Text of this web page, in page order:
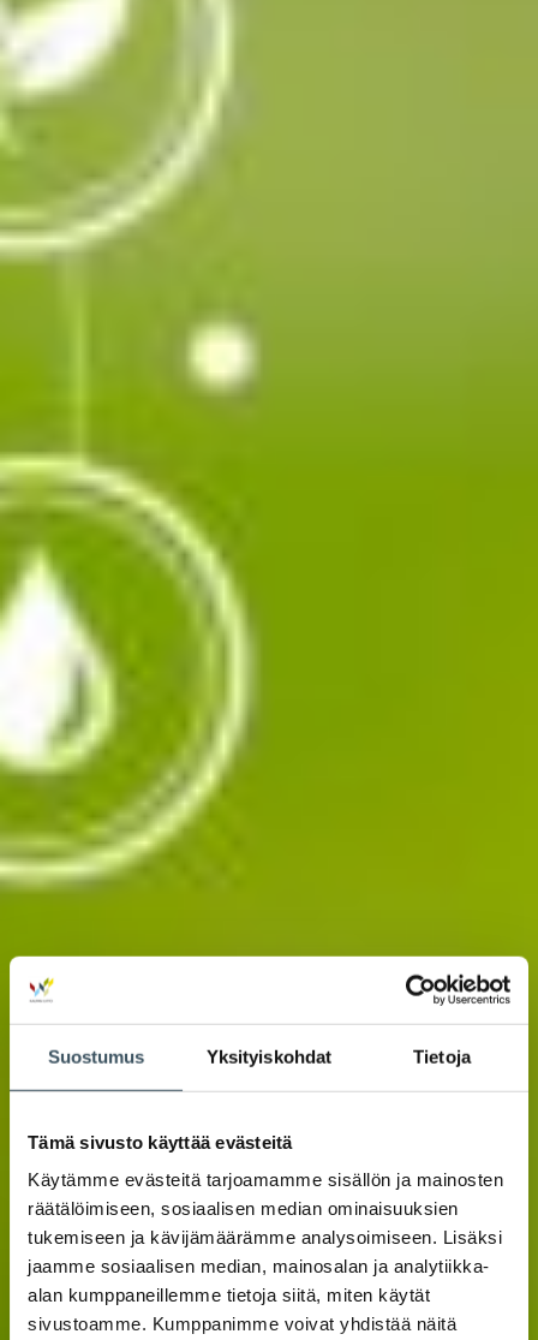
Suostumus Yksityiskohdat Tietoja
Tämä sivusto käyttää evästeitä
Käytämme evästeitä tarjoamamme sisällön ja mainosten
räätälöimiseen, sosiaalisen median ominaisuuksien
tukemiseen ja kävijämäärämme analysoimiseen. Lisäksi
jaamme sosiaalisen median, mainosalan ja analytiikka-
alan kumppaneillemme tietoja siitä, miten käytät
sivustoamme. Kumppanimme voivat yhdistää näitä